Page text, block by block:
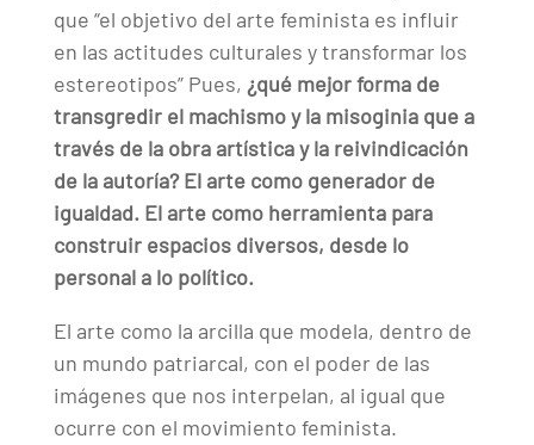
que “el objetivo del arte feminista es influir
en las actitudes culturales y transformar los
estereotipos” Pues, ¿qué mejor forma de
transgredir el machismo y la misoginia que a
través de la obra artística y la reivindicación
de la autoría? El arte como generador de
igualdad. El arte como herramienta para
construir espacios diversos, desde lo
personal a lo político.
El arte como la arcilla que modela, dentro de
un mundo patriarcal, con el poder de las
imágenes que nos interpelan, al igual que
ocurre con el movimiento feminista.